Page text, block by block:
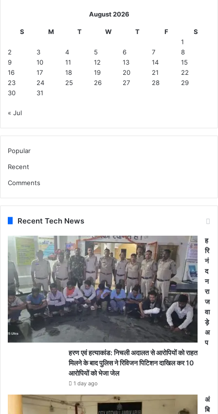
August 2026
S M T W T F
S
1
2
3 4 5 6 7
8
9
10 11 12 13 14
15
16
17 18 19 20 21
22
23
24 25 26 27 28
29
30
31
« Jul
Popular
Recent
Comments
Recent Tech News
ह
रि
नं
द
न
रा
ज
वा
ड़े
अ
प
हरण एवं हत्याकांड: निचली अदालत से आरोपियों को राहत
मिलने के बाद पुलिस ने रिविजन पिटिशन दाखिल कर 10
आरोपियों को भेजा जेल
1 day ago
अं
बि